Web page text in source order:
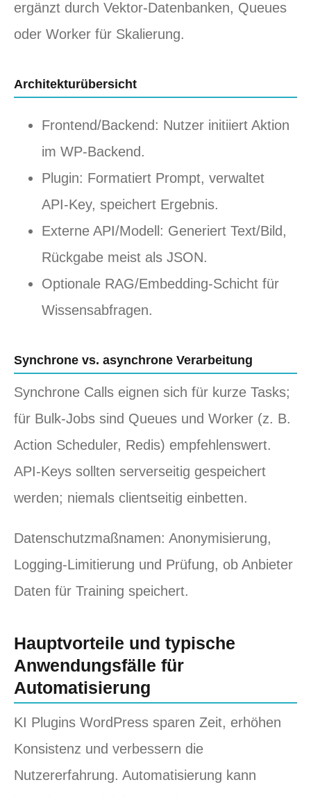
ergänzt durch Vektor‑Datenbanken, Queues
oder Worker für Skalierung.
Architekturübersicht
Frontend/Backend: Nutzer initiiert Aktion
im WP‑Backend.
Plugin: Formatiert Prompt, verwaltet
API‑Key, speichert Ergebnis.
Externe API/Modell: Generiert Text/Bild,
Rückgabe meist als JSON.
Optionale RAG/Embedding‑Schicht für
Wissensabfragen.
Synchrone vs. asynchrone Verarbeitung
Synchrone Calls eignen sich für kurze Tasks;
für Bulk‑Jobs sind Queues und Worker (z. B.
Action Scheduler, Redis) empfehlenswert.
API‑Keys sollten serverseitig gespeichert
werden; niemals clientseitig einbetten.
Datenschutzmaßnamen: Anonymisierung,
Logging‑Limitierung und Prüfung, ob Anbieter
Daten für Training speichert.
Hauptvorteile und typische
Anwendungsfälle für
Automatisierung
KI Plugins WordPress sparen Zeit, erhöhen
Konsistenz und verbessern die
Nutzererfahrung. Automatisierung kann